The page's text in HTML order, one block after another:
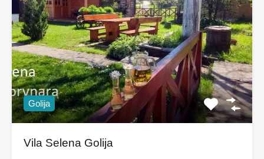
Golija
Vila Selena Golija